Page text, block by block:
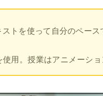
トを使って自分のペース
用。授業はアニメーショ